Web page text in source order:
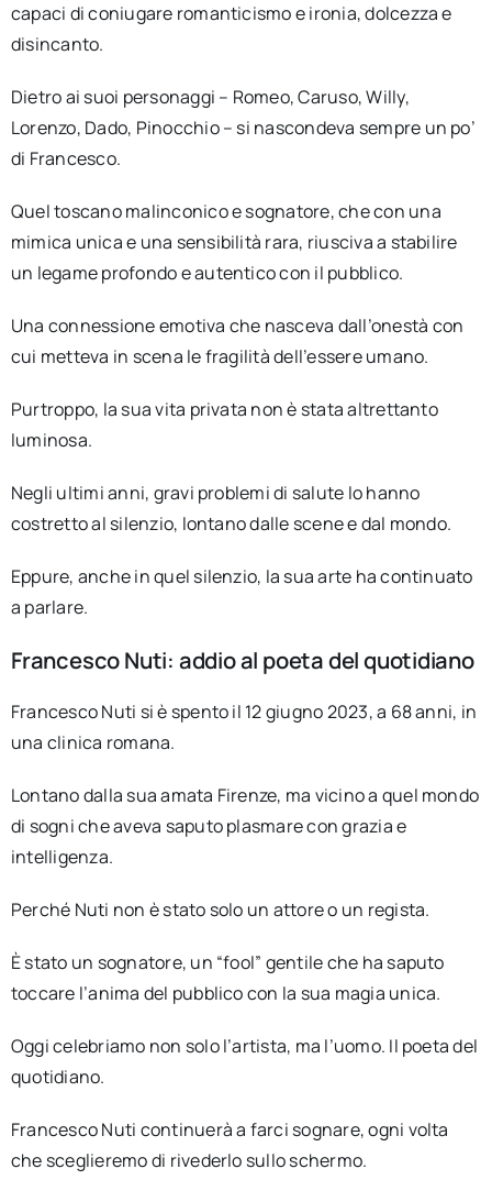
capaci di coniugare romanticismo e ironia, dolcezza e
disincanto.
Dietro ai suoi personaggi – Romeo, Caruso, Willy,
Lorenzo, Dado, Pinocchio – si nascondeva sempre un po’
di Francesco.
Quel toscano malinconico e sognatore, che con una
mimica unica e una sensibilità rara, riusciva a stabilire
un legame profondo e autentico con il pubblico.
Una connessione emotiva che nasceva dall’onestà con
cui metteva in scena le fragilità dell’essere umano.
Purtroppo, la sua vita privata non è stata altrettanto
luminosa.
Negli ultimi anni, gravi problemi di salute lo hanno
costretto al silenzio, lontano dalle scene e dal mondo.
Eppure, anche in quel silenzio, la sua arte ha continuato
a parlare.
Francesco Nuti: addio al poeta del quotidiano
Francesco Nuti si è spento il 12 giugno 2023, a 68 anni, in
una clinica romana.
Lontano dalla sua amata Firenze, ma vicino a quel mondo
di sogni che aveva saputo plasmare con grazia e
intelligenza.
Perché Nuti non è stato solo un attore o un regista.
È stato un sognatore, un “fool” gentile che ha saputo
toccare l’anima del pubblico con la sua magia unica.
Oggi celebriamo non solo l’artista, ma l’uomo. Il poeta del
quotidiano.
Francesco Nuti continuerà a farci sognare, ogni volta
che sceglieremo di rivederlo sullo schermo.